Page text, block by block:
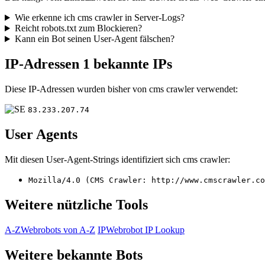
Wie erkenne ich cms crawler in Server-Logs?
Reicht robots.txt zum Blockieren?
Kann ein Bot seinen User-Agent fälschen?
IP-Adressen 1 bekannte IPs
Diese IP-Adressen wurden bisher von cms crawler verwendet:
83.233.207.74
User Agents
Mit diesen User-Agent-Strings identifiziert sich cms crawler:
Mozilla/4.0 (CMS Crawler: http://
Weitere nützliche Tools
A-ZWebrobots von A-Z IPWebrobot IP Lookup
Weitere bekannte Bots